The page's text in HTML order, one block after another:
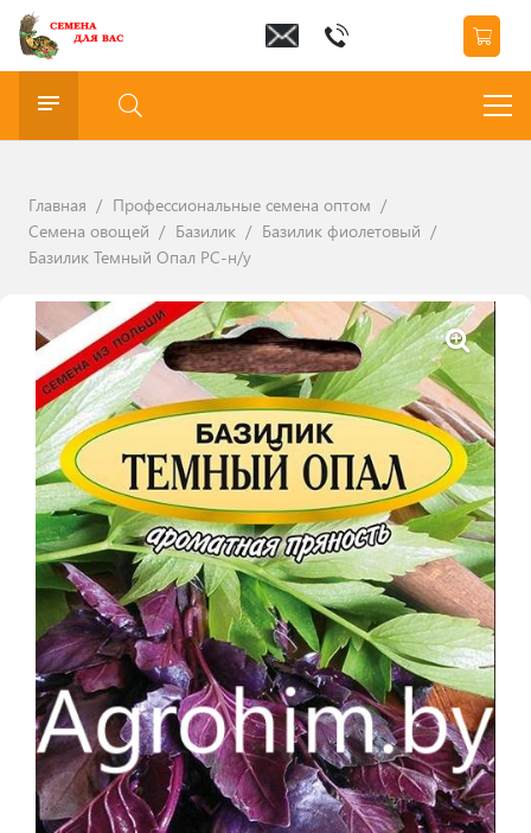
Главная / Профессиональные семена оптом /
Семена овощей / Базилик / Базилик фиолетовый /
Базилик Темный Опал РС-н/у